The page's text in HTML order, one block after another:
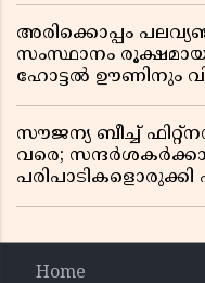
അരിക്കൊപ്പം
സംസ്ഥാനം രൂക്ഷമായ
ഹോട്ടൽ ഊണിനും
സൗജന്യ ബീച്ച്
വരെ;
Home